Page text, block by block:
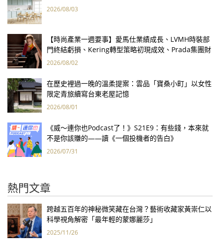
2026/08/03
【時尚產業一週要事】愛馬仕業績成長、LVMH時裝部
門終結虧損、Kering轉型策略初現成效、Prada集團財
報亮眼
2026/08/02
在歷史裡過一晚的溫柔提案：雲品「寶桑小町」以女性
限定青旅續寫台東老屋記憶
2026/08/01
《威～連你也Podcast了！》S21E9：有些錢，本來就
不是你該賺的——讀《一個投機者的告白》
2026/07/31
熱門文章
跨越五百年的神秘微笑藏在台灣？藝術收藏家黃崇仁以
科學視角解密「最年輕的蒙娜麗莎」
2025/11/26